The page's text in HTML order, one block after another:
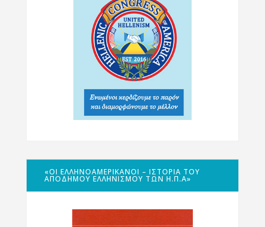
«ΟΙ ΕΛΛΗΝΟΑΜΕΡΙΚΑΝΟΊ – ΙΣΤΟΡΊΑ ΤΟΥ
ΑΠΌΔΗΜΟΥ ΕΛΛΗΝΙΣΜΟΎ ΤΩΝ Η.Π.Α»